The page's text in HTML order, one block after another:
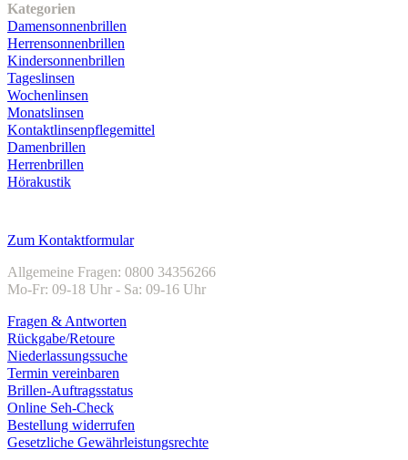
Kategorien
Damensonnenbrillen
Herrensonnenbrillen
Kindersonnenbrillen
Tageslinsen
Wochenlinsen
Monatslinsen
Kontaktlinsenpflegemittel
Damenbrillen
Herrenbrillen
Hörakustik
Zum Kontaktformular
Allgemeine Fragen: 0800 34356266
Mo-Fr: 09-18 Uhr - Sa: 09-16 Uhr
Fragen & Antworten
Rückgabe/Retoure
Niederlassungssuche
Termin vereinbaren
Brillen-Auftragsstatus
Online Seh-Check
Bestellung widerrufen
Gesetzliche Gewährleistungsrechte